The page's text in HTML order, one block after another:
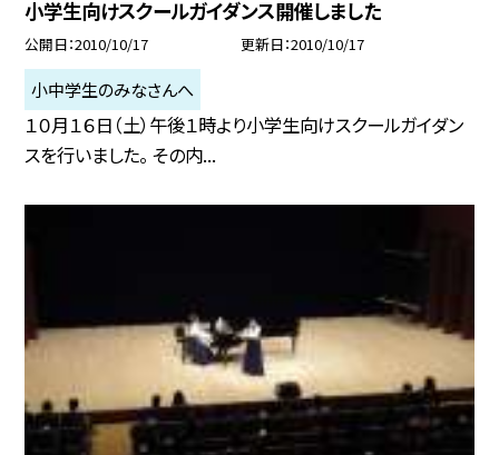
小学生向けスクールガイダンス開催しました
公開日 2010/10/17 更新日 2010/10/17
小中学生のみなさんへ
１０月１６日（土）午後１時より小学生向けスクールガイダン
スを行いました。 その内...